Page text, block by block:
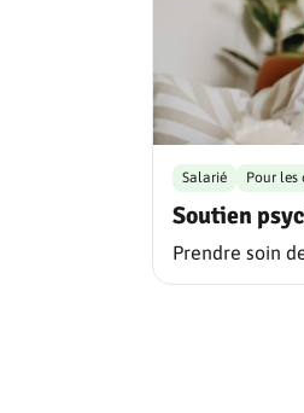
Soutien
Salarié Pour les
Prendre soin